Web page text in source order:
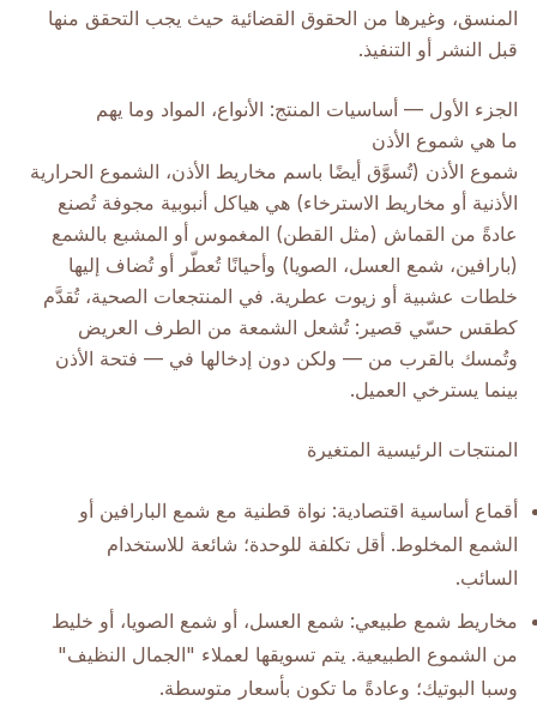
المنسق، وغيرها من الحقوق القضائية حيث يجب التحقق منها
قبل النشر أو التنفيذ.
الجزء الأول — أساسيات المنتج: الأنواع، المواد وما يهم
ما هي شموع الأذن
شموع الأذن (تُسوَّق أيضًا باسم مخاريط الأذن، الشموع الحرارية
الأذنية أو مخاريط الاسترخاء) هي هياكل أنبوبية مجوفة تُصنع
عادةً من القماش (مثل القطن) المغموس أو المشبع بالشمع
(بارافين، شمع العسل، الصويا) وأحيانًا تُعطّر أو تُضاف إليها
خلطات عشبية أو زيوت عطرية. في المنتجعات الصحية، تُقدَّم
كطقس حسّي قصير: تُشعل الشمعة من الطرف العريض
وتُمسك بالقرب من — ولكن دون إدخالها في — فتحة الأذن
بينما يسترخي العميل.
المنتجات الرئيسية المتغيرة
أقماع أساسية اقتصادية: نواة قطنية مع شمع البارافين أو
الشمع المخلوط. أقل تكلفة للوحدة؛ شائعة للاستخدام
السائب.
مخاريط شمع طبيعي: شمع العسل، أو شمع الصويا، أو خليط
من الشموع الطبيعية. يتم تسويقها لعملاء "الجمال النظيف"
وسبا البوتيك؛ وعادةً ما تكون بأسعار متوسطة.